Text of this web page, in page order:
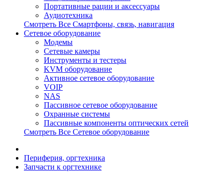
Портативные рации и аксессуары
Аудиотехника
Смотреть Все Смартфоны, связь, навигация
Сетевое оборудование
Модемы
Сетевые камеры
Инструменты и тестеры
KVM оборудование
Активное сетевое оборудование
VOIP
NAS
Пассивное сетевое оборудование
Охранные системы
Пассивные компоненты оптических сетей
Смотреть Все Сетевое оборудование
Периферия, оргтехника
Запчасти к оргтехнике